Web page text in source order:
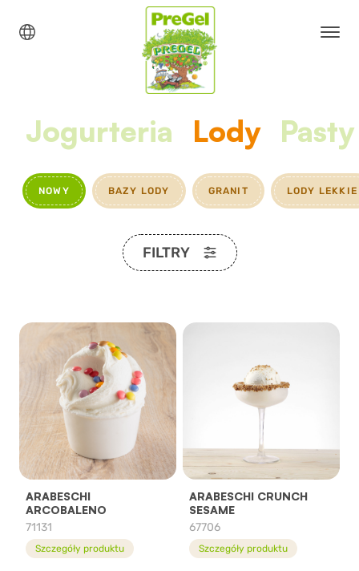
Jogurteria Lody Pasty
NOWY BAZY LODY GRANIT LODY LEKKIE
FILTRY
ARABESCHI
ARCOBALENO
71131
Szczegóły produktu
ARABESCHI CRUNCH
SESAME
67706
Szczegóły produktu